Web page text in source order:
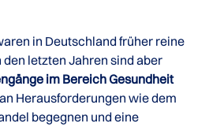
in Deutschland früher reine
letzten Jahren sind aber
im Bereich Gesundheit
Herausforderungen wie dem
begegnen und eine